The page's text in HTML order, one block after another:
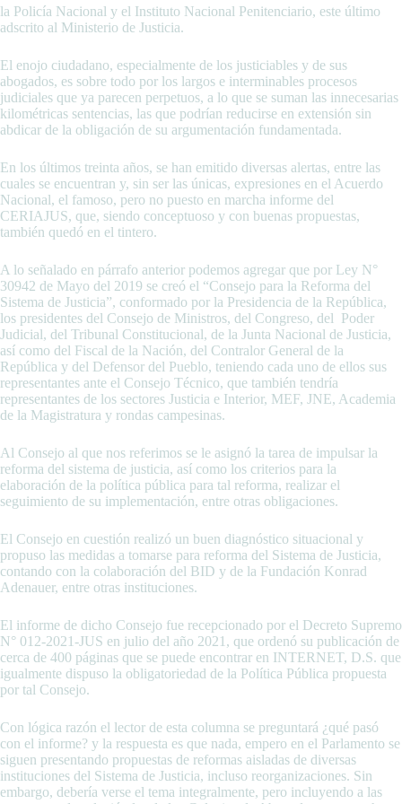
la Policía Nacional y el Instituto Nacional Penitenciario, este último
adscrito al Ministerio de Justicia.
El enojo ciudadano, especialmente de los justiciables y de sus
abogados, es sobre todo por los largos e interminables procesos
judiciales que ya parecen perpetuos, a lo que se suman las innecesarias
kilométricas sentencias, las que podrían reducirse en extensión sin
abdicar de la obligación de su argumentación fundamentada.
En los últimos treinta años, se han emitido diversas alertas, entre las
cuales se encuentran y, sin ser las únicas, expresiones en el Acuerdo
Nacional, el famoso, pero no puesto en marcha informe del
CERIAJUS, que, siendo conceptuoso y con buenas propuestas,
también quedó en el tintero.
A lo señalado en párrafo anterior podemos agregar que por Ley N°
30942 de Mayo del 2019 se creó el “Consejo para la Reforma del
Sistema de Justicia”, conformado por la Presidencia de la República,
los presidentes del Consejo de Ministros, del Congreso, del Poder
Judicial, del Tribunal Constitucional, de la Junta Nacional de Justicia,
así como del Fiscal de la Nación, del Contralor General de la
República y del Defensor del Pueblo, teniendo cada uno de ellos sus
representantes ante el Consejo Técnico, que también tendría
representantes de los sectores Justicia e Interior, MEF, JNE, Academia
de la Magistratura y rondas campesinas.
Al Consejo al que nos referimos se le asignó la tarea de impulsar la
reforma del sistema de justicia, así como los criterios para la
elaboración de la política pública para tal reforma, realizar el
seguimiento de su implementación, entre otras obligaciones.
El Consejo en cuestión realizó un buen diagnóstico situacional y
propuso las medidas a tomarse para reforma del Sistema de Justicia,
contando con la colaboración del BID y de la Fundación Konrad
Adenauer, entre otras instituciones.
El informe de dicho Consejo fue recepcionado por el Decreto Supremo
N° 012-2021-JUS en julio del año 2021, que ordenó su publicación de
cerca de 400 páginas que se puede encontrar en INTERNET, D.S. que
igualmente dispuso la obligatoriedad de la Política Pública propuesta
por tal Consejo.
Con lógica razón el lector de esta columna se preguntará ¿qué pasó
con el informe? y la respuesta es que nada, empero en el Parlamento se
siguen presentando propuestas de reformas aisladas de diversas
instituciones del Sistema de Justicia, incluso reorganizaciones. Sin
embargo, debería verse el tema integralmente, pero incluyendo a las